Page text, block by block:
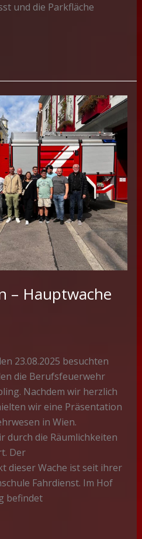
und die Parkfläche
– Hauptwache
23.08.2025 besuchten
die Berufsfeuerwehr
Nachdem wir herzlich
wir eine Präsentation
in Wien.
durch die Räumlichkeiten
Der
dieser Wache ist seit ihrer
Fahrdienst. Im Hof
befindet